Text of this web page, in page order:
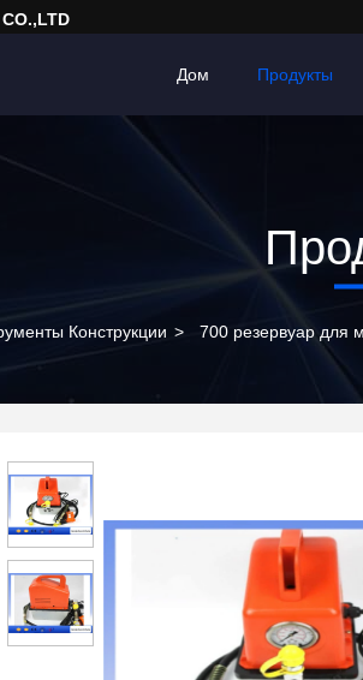
Дом Продукты
Конструкции > 700 резервуар для